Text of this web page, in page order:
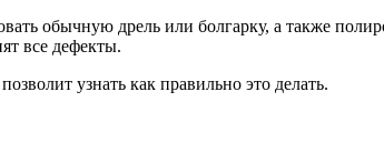
обычную дрель или болгарку, а также
все дефекты.
узнать как правильно это делать.